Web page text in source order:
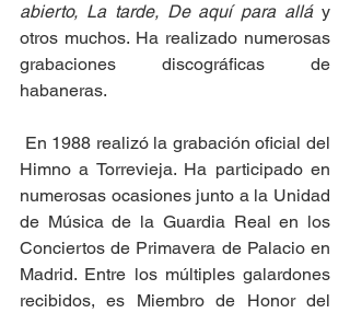
abierto, La tarde, De aquí para allá y
otros muchos. Ha realizado numerosas
grabaciones discográficas de
habaneras.
En 1988 realizó la grabación oficial del
Himno a Torrevieja. Ha participado en
numerosas ocasiones junto a la Unidad
de Música de la Guardia Real en los
Conciertos de Primavera de Palacio en
Madrid. Entre los múltiples galardones
recibidos, es Miembro de Honor del